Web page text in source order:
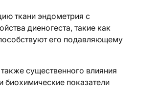
ткани эндометрия с
диеногеста, такие как
его подавляющему
существенного влияния
показатели